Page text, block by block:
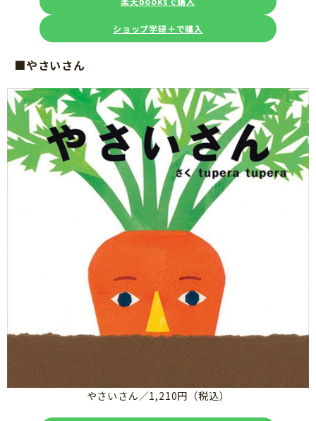
ショップ学研＋で購入
■やさいさん
やさいさん／1,210円（税込）